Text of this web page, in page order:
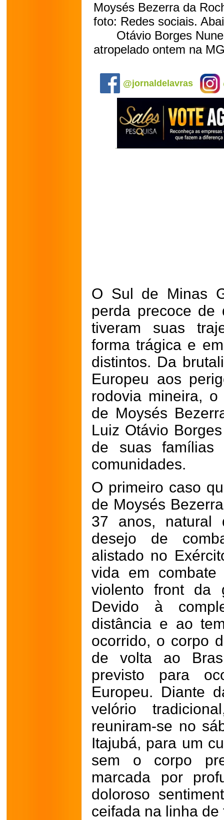
Moysés Bezerra da
foto: Redes sociais.
Otávio Borges
atropelado ontem na
@jornaldelavras
O Sul de Minas
perda precoce de
tiveram suas
forma trágica e
distintos. Da
Europeu aos
rodovia mineira,
de Moysés
Luiz Otávio
de suas
comunidades.
O primeiro caso
de Moysés
37 anos, natural
desejo de
alistado no
vida em
violento front da
Devido à
distância e ao
ocorrido, o corpo
de volta ao
previsto para
Europeu. Diante
velório
reuniram-se no
Itajubá, para um
sem o corpo
marcada por
doloroso
ceifada na linha